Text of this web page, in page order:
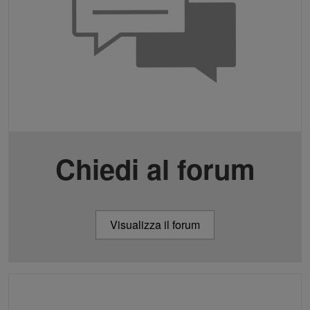
Chiedi al forum
Visualizza il forum